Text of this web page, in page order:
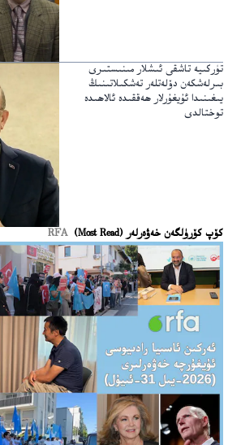
تۈركىيە تاشقى ئىشلار مىنىستىرى
بىرلەشكەن دۆلەتلەر تەشكىلاتىنىڭ
يىغىنىدا ئۇيغۇرلار ھەققىدە ئالاھىدە
توختالدى
كۆپ كۆرۈلگەن خەۋەرلەر (Most Read) RFA